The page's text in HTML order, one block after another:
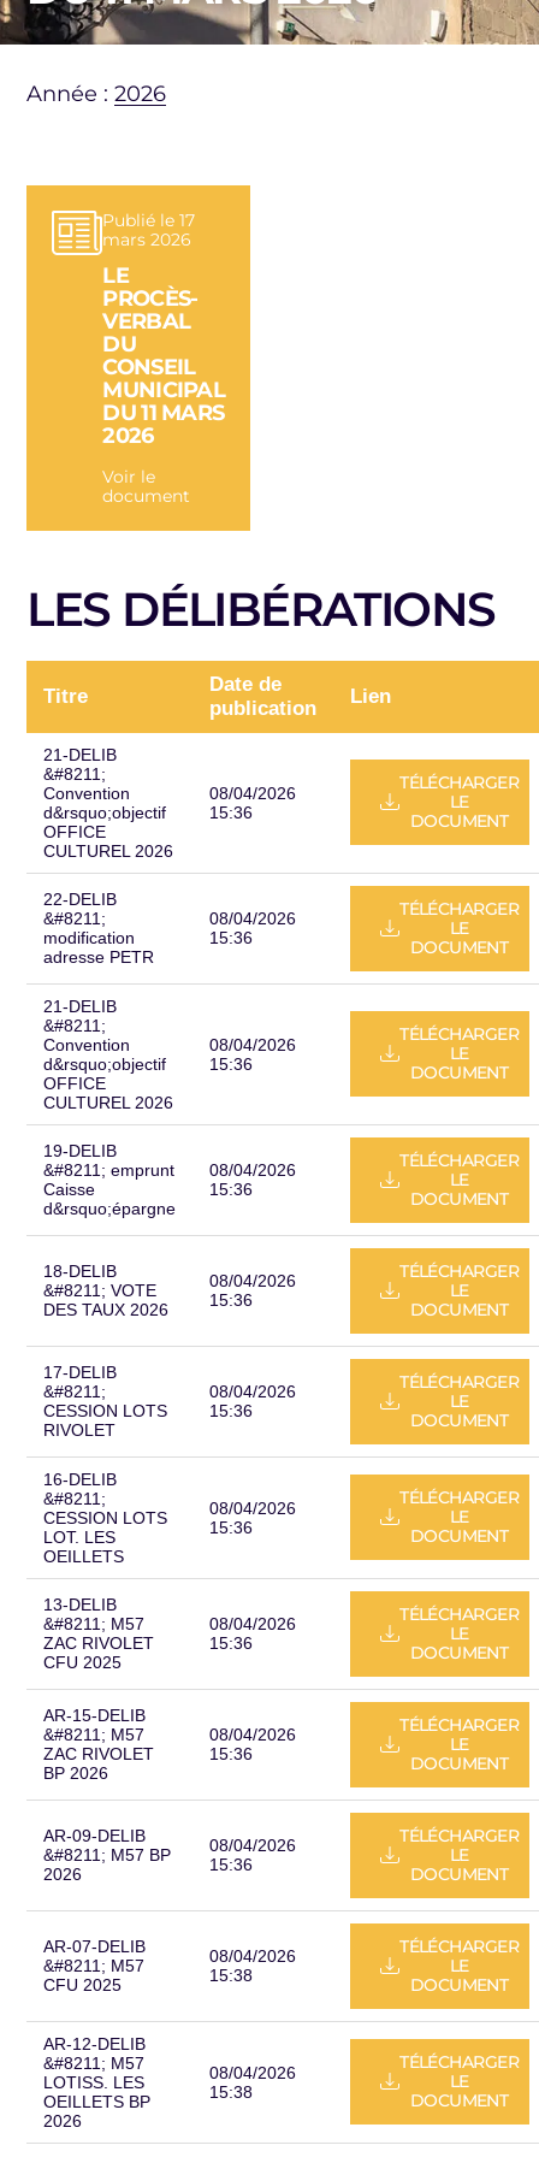
Année :2026
Publié le 17
mars 2026
LE
PROCÈS-
VERBAL
DU
CONSEIL
MUNICIPAL
DU 11 MARS
2026
Voir le
document
LES DÉLIBÉRATIONS
Titre
Date de
publication
Lien
21-DELIB
&#8211;
Convention
d&rsquo;objectif
OFFICE
CULTUREL 2026
08/04/2026
15:36
TÉLÉCHARGER
LE
DOCUMENT
22-DELIB
&#8211;
modification
adresse PETR
08/04/2026
15:36
TÉLÉCHARGER
LE
DOCUMENT
21-DELIB
&#8211;
Convention
d&rsquo;objectif
OFFICE
CULTUREL 2026
08/04/2026
15:36
TÉLÉCHARGER
LE
DOCUMENT
19-DELIB
&#8211; emprunt
Caisse
d&rsquo;épargne
08/04/2026
15:36
TÉLÉCHARGER
LE
DOCUMENT
18-DELIB
&#8211; VOTE
DES TAUX 2026
08/04/2026
15:36
TÉLÉCHARGER
LE
DOCUMENT
17-DELIB
&#8211;
CESSION LOTS
RIVOLET
08/04/2026
15:36
TÉLÉCHARGER
LE
DOCUMENT
16-DELIB
&#8211;
CESSION LOTS
LOT. LES
OEILLETS
08/04/2026
15:36
TÉLÉCHARGER
LE
DOCUMENT
13-DELIB
&#8211; M57
ZAC RIVOLET
CFU 2025
08/04/2026
15:36
TÉLÉCHARGER
LE
DOCUMENT
AR-15-DELIB
&#8211; M57
ZAC RIVOLET
BP 2026
08/04/2026
15:36
TÉLÉCHARGER
LE
DOCUMENT
AR-09-DELIB
&#8211; M57 BP
2026
08/04/2026
15:36
TÉLÉCHARGER
LE
DOCUMENT
AR-07-DELIB
&#8211; M57
CFU 2025
08/04/2026
15:38
TÉLÉCHARGER
LE
DOCUMENT
AR-12-DELIB
&#8211; M57
LOTISS. LES
OEILLETS BP
2026
08/04/2026
15:38
TÉLÉCHARGER
LE
DOCUMENT